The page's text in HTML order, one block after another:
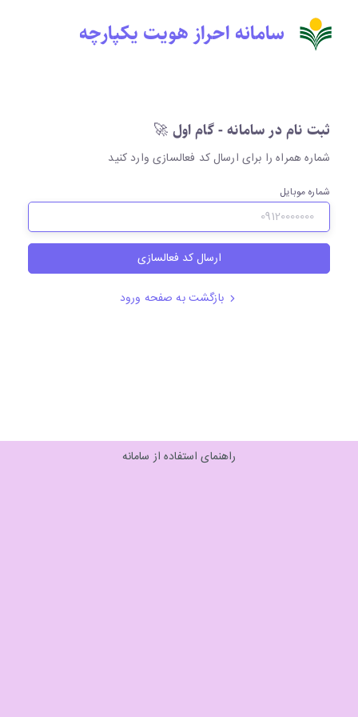
سامانه احراز هویت یکپارچه
ثبت نام در سامانه - گام اول 🚀
شماره همراه را برای ارسال کد فعالسازی وارد کنید
شماره موبایل
ارسال کد فعالسازی
بازگشت به صفحه ورود
راهنمای استفاده از سامانه